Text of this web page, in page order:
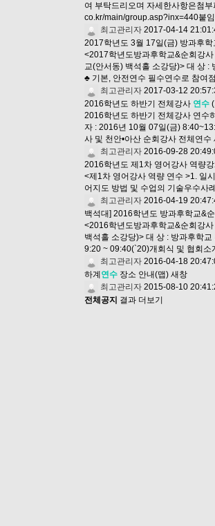
여 부탁드리오며 자세한사항은첨
co.kr/main/group.asp?inx=440붙
최고관리자 2017-04-14
2017학년도 3월 17일(금) 방과후학
<2017학년도방과후학교&순회강
교(안서동) 백석홀 소강당)> 대 상
♣ 기본, 안전연수 필수연수로 참여
최고관리자 2017-03-12
2016학년도 하반기 전체강사 연수
2016학년도 하반기 전체강사 연수
자 : 2016년 10월 07일(금)
사 및 천안•아산 순회강사 전체연
최고관리자 2016-09-28
2016학년도 제1차 영어강사 역량
<제1차 영어강사 역량 연수 >1. 일
어지도 방법 및 수업의 기술우수사
최고관리자 2016-04-19
백석대] 2016학년도 방과후학교&
<2016학년도방과후학교&순회강
백석홀 소강당)> 대 상 : 방과후학
9:20 ~ 09:40(`20)개회식 및 협회
최고관리자 2016-04-18
하계 연수 장소 안내(맵) 새창
최고관리자 2015-08-10
전체공지 결과 더보기